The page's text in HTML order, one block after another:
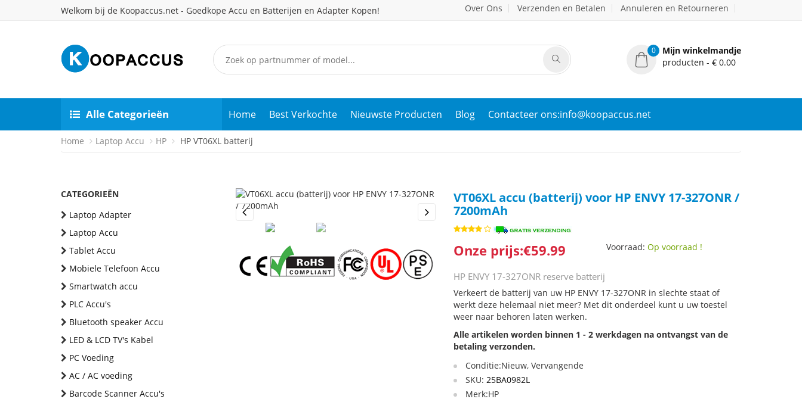
Welkom bij de Koopaccus.net - Goedkope Accu en Batterijen en Adapter Kopen! Over Ons Verzenden en Betalen Annuleren en Retourneren
0
Mijn winkelmandje
producten - € 0.00
Alle Categorieën Home Best Verkochte Nieuwste Producten Blog Contacteer ons:info@koopaccus.net
Home Laptop Accu HP HP VT06XL batterij
CATEGORIEËN
Laptop Adapter
Laptop Accu
Tablet Accu
Mobiele Telefoon Accu
Smartwatch accu
PLC Accu's
Bluetooth speaker Accu
LED & LCD TV's Kabel
PC Voeding
AC / AC voeding
Barcode Scanner Accu's
Previous
VT06XL accu (batterij) voor HP ENVY 17-327ONR /
7200mAh
Onze prijs:€59.99 Voorraad:Op voorraad !
HP ENVY 17-327ONR reserve batterij
Verkeert de batterij van uw HP ENVY 17-327ONR in slechte staat of
werkt deze helemaal niet meer? Met dit onderdeel kunt u uw toestel
weer naar behoren laten werken.
Alle artikelen worden binnen 1 - 2 werkdagen na ontvangst van de
betaling verzonden.
Conditie:Nieuw, Vervangende
SKU:25BA0982L
Merk:HP